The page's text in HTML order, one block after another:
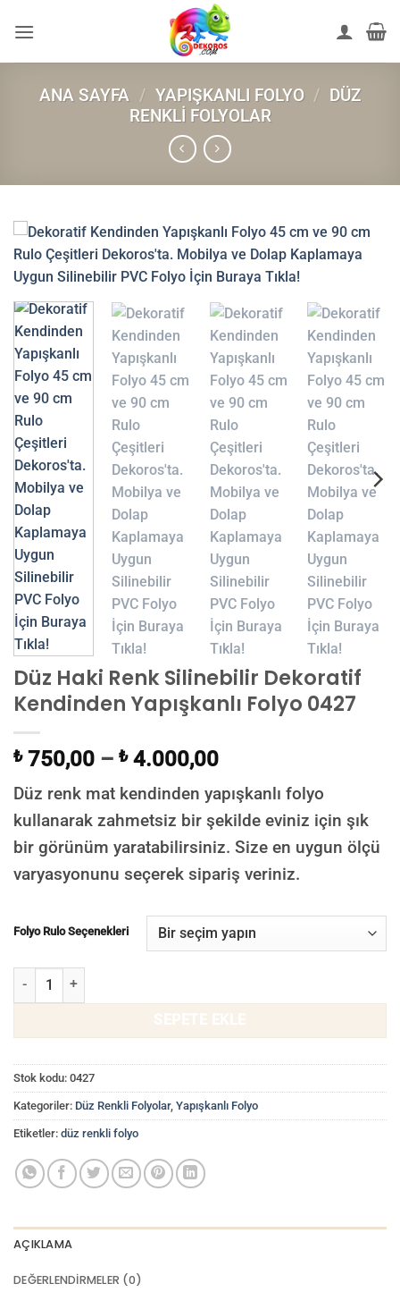
atla
ANA SAYFA / YAPIŞKANLI FOLYO / DÜZ
RENKLI FOLYOLAR
Düz Haki Renk Silinebilir Dekoratif
Kendinden Yapışkanlı Folyo 0427
₺750,00 – ₺4.000,00
Düz renk mat kendinden yapışkanlı folyo
kullanarak zahmetsiz bir şekilde eviniz için şık
bir görünüm yaratabilirsiniz. Size en uygun ölçü
varyasyonunu seçerek sipariş veriniz.
Folyo Rulo Seçenekleri
Düz Haki Renk Silinebilir Dekoratif Kendinden Yapışkanlı Folyo
Stok kodu: 0427
Kategoriler: Düz Renkli Folyolar, Yapışkanlı Folyo
Etiketler: düz renkli folyo
AÇIKLAMA
DEĞERLENDIRMELER (0)